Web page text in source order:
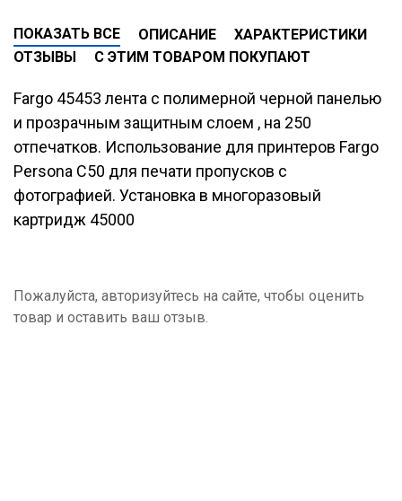
ПОКАЗАТЬ ВСЕ ОПИСАНИЕ
ХАРАКТЕРИСТИКИ
ОТЗЫВЫ
С ЭТИМ ТОВАРОМ ПОКУПАЮТ
Fargo 45453 лента с полимерной черной панелью
и прозрачным защитным слоем , на 250
отпечатков. Использование для принтеров Fargo
Persona C50 для печати пропусков с
фотографией. Установка в многоразовый
картридж 45000
Пожалуйста, авторизуйтесь на сайте, чтобы оценить
товар и оставить ваш отзыв.